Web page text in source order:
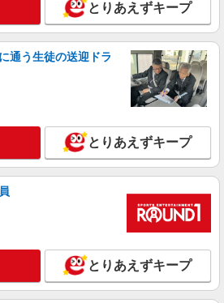
25万円
療法人社団 駿栄会 御殿場石川病院内厨房
詳細を見る
／新卒（病院、福祉、企業、レストラン
給187,296円＋各種手当 ※給与幅は地域に
律手当（資格手当3,000円）含む
県、山梨県、東京都、神奈川県、千葉県、
の各事業所 ◎希望優先◎
とりあえずキープ
通う生徒の送迎ドラ
とりあえずキープ
とりあえずキープ